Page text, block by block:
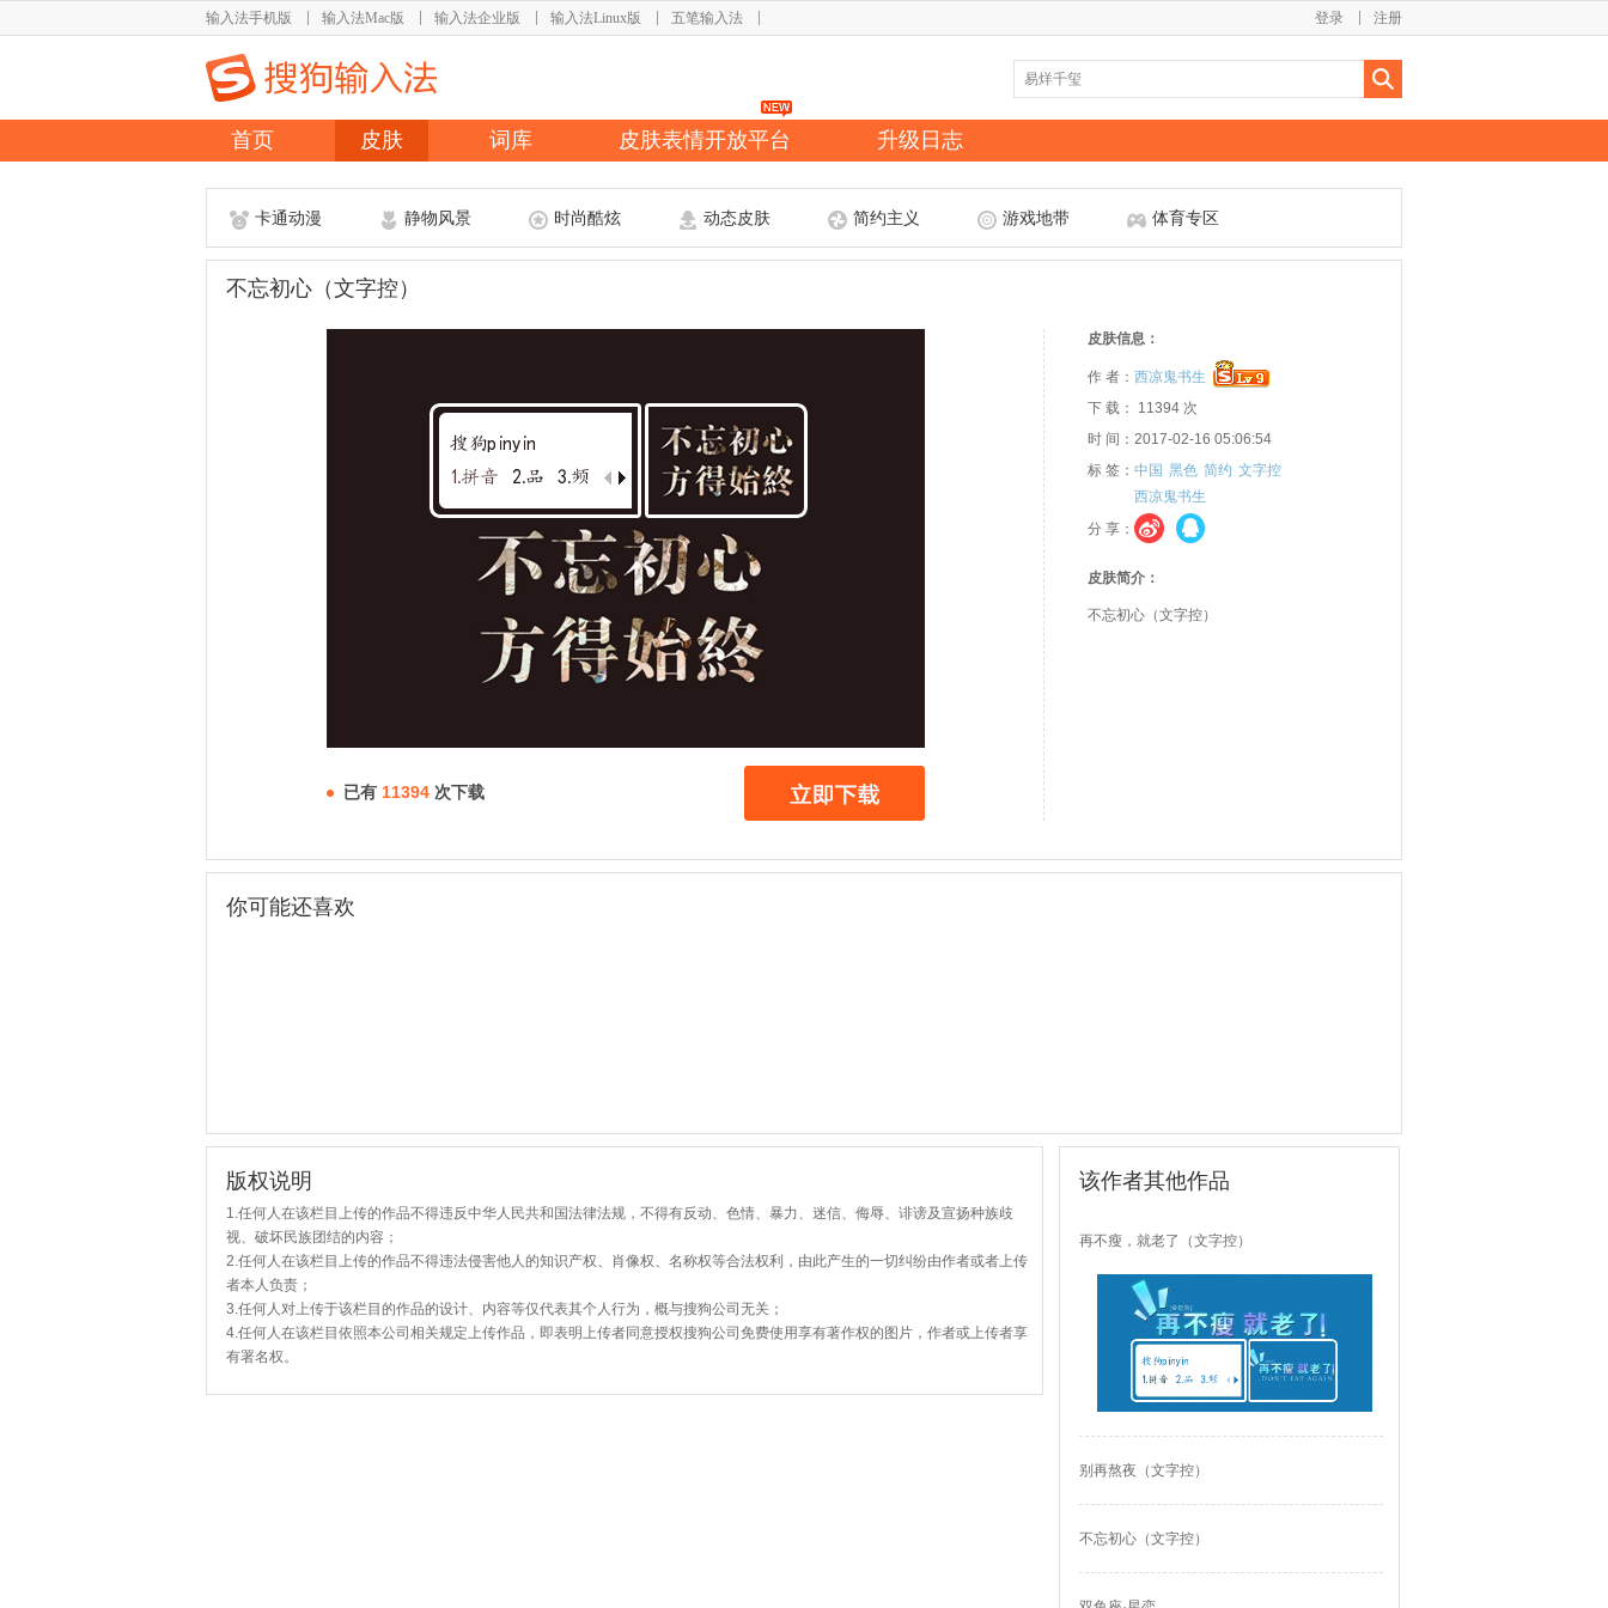
输入法手机版 输入法Mac版 输入法企业版 输入法Linux版 五笔输入法 注册
登录
首页 皮肤 词库 皮肤表情开放平台 升级日志
卡通动漫 静物风景 时尚酷炫 动态皮肤 简约主义 游戏地带 体育专区
不忘初心（文字控）
已有 11394 次下载
皮肤信息：
作 者： 西凉鬼书生
下 载： 11394 次
时 间：2017-02-16 05:06:54
标 签： 中国 黑色 简约 文字控
西凉鬼书生
分 享：
皮肤简介：
不忘初心（文字控）
你可能还喜欢
版权说明
1.任何人在该栏目上传的作品不得违反中华人民共和国法律法规，不得有反动、色情、暴力、迷信、侮辱、诽谤及宣扬种族歧
视、破坏民族团结的内容；
2.任何人在该栏目上传的作品不得违法侵害他人的知识产权、肖像权、名称权等合法权利，由此产生的一切纠纷由作者或者上传
者本人负责；
3.任何人对上传于该栏目的作品的设计、内容等仅代表其个人行为，概与搜狗公司无关；
4.任何人在该栏目依照本公司相关规定上传作品，即表明上传者同意授权搜狗公司免费使用享有著作权的图片，作者或上传者享
有署名权。
该作者其他作品
再不瘦，就老了（文字控）
别再熬夜（文字控）
不忘初心（文字控）